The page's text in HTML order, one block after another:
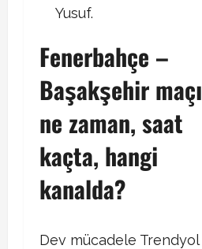
Yusuf.
Fenerbahçe –
Başakşehir maçı
ne zaman, saat
kaçta, hangi
kanalda?
Dev mücadele Trendyol